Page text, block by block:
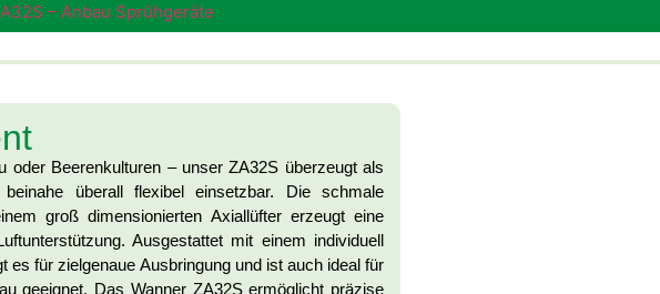
– Anbau Sprühgeräte
oder Beerenkulturen – unser ZA32S überzeugt als
überall flexibel einsetzbar. Die schmale
groß dimensionierten Axiallüfter erzeugt eine
Ausgestattet mit einem individuell
es für zielgenaue Ausbringung und ist auch ideal für
geeignet. Das Wanner ZA32S ermöglicht präzise